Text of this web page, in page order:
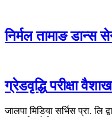
निर्मल तामाङ डान्स
ग्रेडवृद्धि परीक्षा
जालपा मिडिया सर्भिस प्रा. लि